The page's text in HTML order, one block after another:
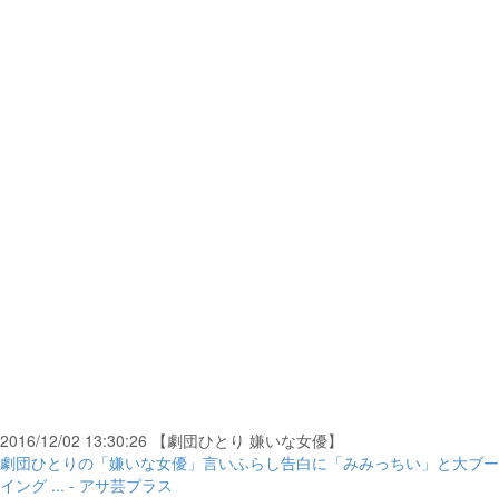
2016/12/02 13:30:26 【劇団ひとり 嫌いな女優】
劇団ひとりの「嫌いな女優」言いふらし告白に「みみっちい」と大ブー
イング ... - アサ芸プラス